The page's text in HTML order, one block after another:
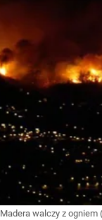
Madera walczy z ogniem